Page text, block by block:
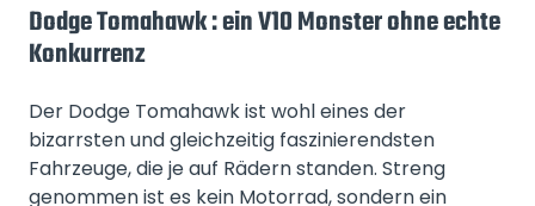
Dodge Tomahawk : ein V10 Monster ohne echte
Konkurrenz
Der Dodge Tomahawk ist wohl eines der
bizarrsten und gleichzeitig faszinierendsten
Fahrzeuge, die je auf Rädern standen. Streng
genommen ist es kein Motorrad, sondern ein